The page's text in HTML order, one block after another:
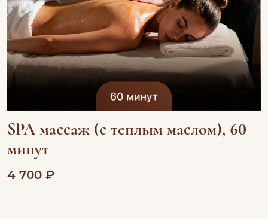
SPA массаж (с теплым маслом), 60
минут
4 700 ₽